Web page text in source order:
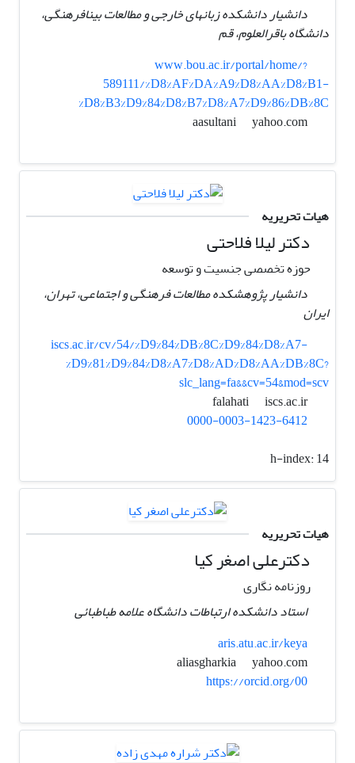
دانشیار دانشکده زبانهای خارجی و مطالعات بینافرهنگی،
دانشگاه باقرالعلوم، قم
www.bou.ac.ir/portal/home/?
589111/%D8%AF%DA%A9%D8%AA%D8%B1-
%D8%B3%D9%84%D8%B7%D8%A7%D9%86%DB%8C
yahoo.com
هیات تحریریه
دکتر لیلا فلاحتی
حوزه تخصصی جنسیت و توسعه
دانشیار پژوهشکده مطالعات فرهنگی و اجتماعی، تهران،
ایران
iscs.ac.ir/cv/54/%D9%84%DB%8C%D9%84%D8%A7-
%D9%81%D9%84%D8%A7%D8%AD%D8%AA%DB%8C?
slc_lang=fa&&cv=54&mod=scv
falahati
iscs.ac.ir
0000-0003-1423-6412
h-index:14
هیات تحریریه
دکترعلی اصغر کیا
روزنامه نگاری
استاد دانشکده ارتباطات دانشگاه علامه طباطبائی
aris.atu.ac.ir/keya
yahoo.com
https://orcid.org/00